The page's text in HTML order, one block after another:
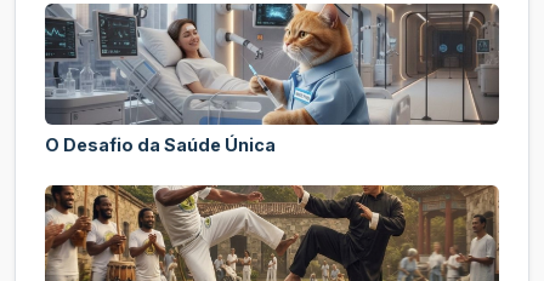
O Desafio da Saúde Única